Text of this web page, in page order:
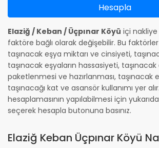
Hesapla
Elaziğ / Keban / Üçpınar Köyü içi
faktöre bağlı olarak değişebilir. Bu faktörler
taşınacak eşya miktarı ve cinsiyeti,
taşınacak eşyaların hassasiyeti, taşınacak
paketlenmesi ve hazırlanması, taşınacak
taşınacağı kat ve asansör kullanımı yer
hesaplamasının yapılabilmesi için
seçerek hesapla butonuna basınız.
Elaziğ Keban Üçpınar Köyü